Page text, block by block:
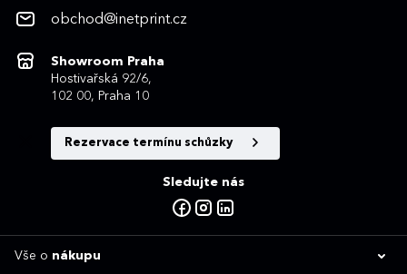
obchod@inetprint.cz
Showroom Praha
Hostivařská 92/6,
102 00, Praha 10
Rezervace termínu schůzky
Sledujte nás
Vše o nákupu